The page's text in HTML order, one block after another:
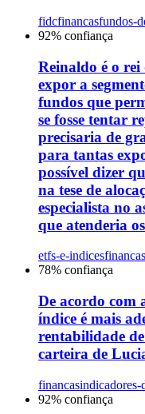
fidcfinancasfundos-
92% confiança
Reinaldo é o
expor a
fundos que
se fosse tentar
precisaria de
para tantas
possível dizer
na tese de
especialista no
que atenderia
etfs-e-indicesfinancas
78% confiança
De acordo com
índice é mais
rentabilidade
carteira de
financasindicadores-
92% confiança